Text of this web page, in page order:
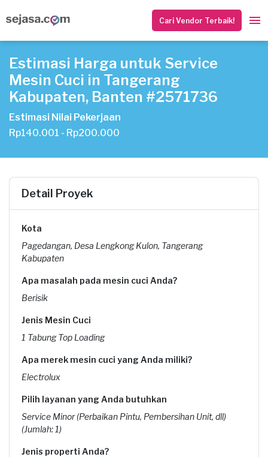
Cari Vendor Terbaik!
Estimasi Harga untuk Service
Mesin Cuci in Tangerang
Kabupaten, Banten #2571736
Estimasi Nilai Pekerjaan
Rp140.001 - Rp200.000
Detail Proyek
Kota
Pagedangan, Desa Lengkong Kulon, Tangerang
Kabupaten
Apa masalah pada mesin cuci Anda?
Berisik
Jenis Mesin Cuci
1 Tabung Top Loading
Apa merek mesin cuci yang Anda miliki?
Electrolux
Pilih layanan yang Anda butuhkan
Service Minor (Perbaikan Pintu, Pembersihan Unit, dll)
(Jumlah: 1)
Jenis properti Anda?